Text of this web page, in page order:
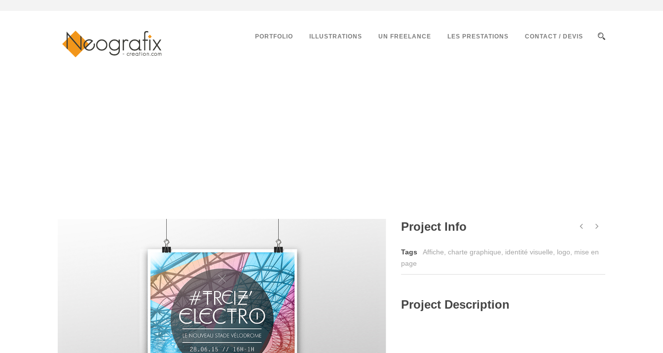
PORTFOLIO ILLUSTRATIONS UN FREELANCE LES PRESTATIONS CONTACT / DEVIS
Project Info
Tags Affiche charte graphique identité visuelle logo
mise en
page
Project Description